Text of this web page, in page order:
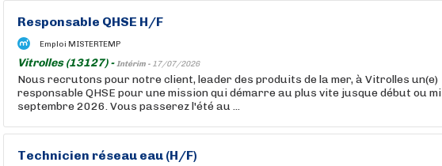
Responsable QHSE H/F
Emploi MISTERTEMP
Vitrolles (13127) -Intérim - 17/07/2026
Nous recrutons pour notre client, leader des produits de la mer, à Vitrolles un(e)
responsable QHSE pour une mission qui démarre au plus vite jusque début ou mi
septembre 2026. Vous passerez l'été au ...
Technicien réseau eau (H/F)